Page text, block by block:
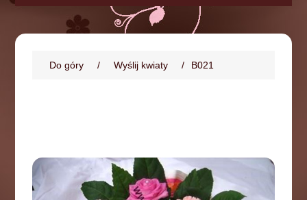
Do góry / Wyślij kwiaty / B021